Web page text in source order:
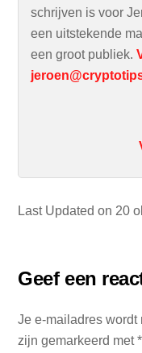
Last Updated on 20
schrijven is voor
een uitstekende
een groot publiek.
Geef een
Je e-mailadres wordt
zijn gemarkeerd met*